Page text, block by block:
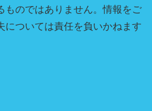
ものではありません。情報をご
については責任を負いかねます